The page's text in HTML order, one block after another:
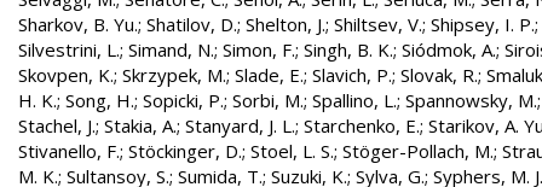
Sharkov, B. Yu.; Shatilov, D.; Shelton, J.; Shiltsev, V.; Shipsey, I. P.;
Silvestrini, L.; Simand, N.; Simon, F.; Singh, B. K.; Siódmok, A.;
Skovpen, K.; Skrzypek, M.; Slade, E.; Slavich, P.; Slovak, R.;
H. K.; Song, H.; Sopicki, P.; Sorbi, M.; Spallino, L.; Spannowsky, M.
Stachel, J.; Stakia, A.; Stanyard, J. L.; Starchenko, E.; Starikov, A.
Stivanello, F.; Stöckinger, D.; Stoel, L. S.; Stöger-Pollach, M.;
M. K.; Sultansoy, S.; Sumida, T.; Suzuki, K.; Sylva, G.; Syphers, M. J.